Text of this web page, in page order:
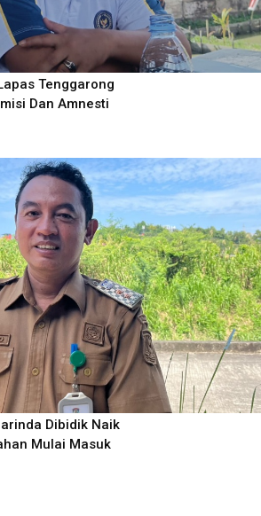
Tenggarong
Dan Amnesti
Dibidik Naik
Mulai Masuk